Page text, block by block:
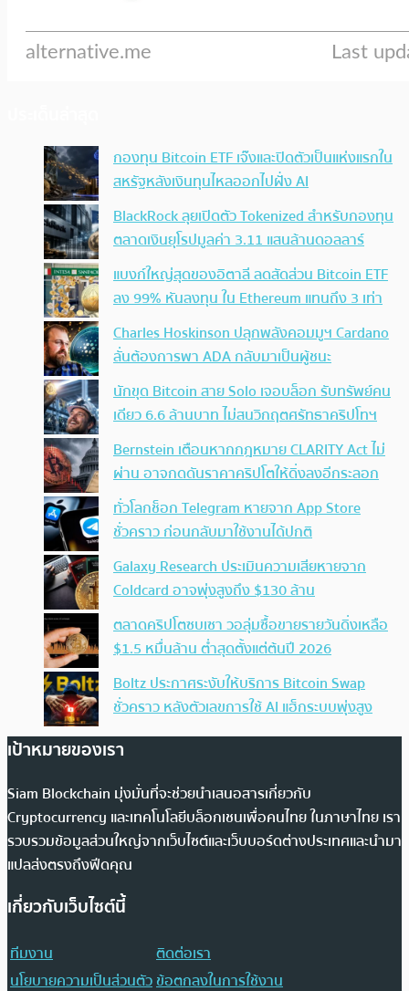
กองทุน Bitcoin ETF เจ๊งและปิดตัวเป็นแห่งแรกใน
สหรัฐหลังเงินทุนไหลออกไปฝั่ง AI
BlackRock ลุยเปิดตัว Tokenized สำหรับกองทุน
ตลาดเงินยุโรปมูลค่า 3.11 แสนล้านดอลลาร์
แบงก์ใหญ่สุดของอิตาลี ลดสัดส่วน Bitcoin ETF
ลง 99% หันลงทุน ใน Ethereum แทนถึง 3 เท่า
Charles Hoskinson ปลุกพลังคอมมูฯ Cardano
ลั่นต้องการพา ADA กลับมาเป็นผู้ชนะ
นักขุด Bitcoin สาย Solo เจอบล็อก รับทรัพย์คน
เดียว 6.6 ล้านบาท ไม่สนวิกฤตศรัทธาคริปโทฯ
Bernstein เตือนหากกฎหมาย CLARITY Act ไม่
ผ่าน อาจกดดันราคาคริปโตให้ดิ่งลงอีกระลอก
ทั่วโลกช็อก Telegram หายจาก App Store
ชั่วคราว ก่อนกลับมาใช้งานได้ปกติ
Galaxy Research ประเมินความเสียหายจาก
Coldcard อาจพุ่งสูงถึง $130 ล้าน
ตลาดคริปโตซบเซา วอลุ่มซื้อขายรายวันดิ่งเหลือ
$1.5 หมื่นล้าน ต่ำสุดตั้งแต่ต้นปี 2026
Boltz ประกาศระงับให้บริการ Bitcoin Swap
ชั่วคราว หลังตัวเลขการใช้ AI แฮ็กระบบพุ่งสูง
เป้าหมายของเรา
Siam Blockchain มุ่งมั่นที่จะช่วยนำเสนอสารเกี่ยวกับ
Cryptocurrency และเทคโนโลยีบล็อกเชนเพื่อคนไทย ในภาษาไทย เรา
รวบรวมข้อมูลส่วนใหญ่จากเว็บไซต์และเว็บบอร์ดต่างประเทศและนำมา
แปลส่งตรงถึงฟีดคุณ
เกี่ยวกับเว็บไซต์นี้
ทีมงาน
ติดต่อเรา
นโยบายความเป็นส่วนตัวข้อตกลงในการใช้งาน